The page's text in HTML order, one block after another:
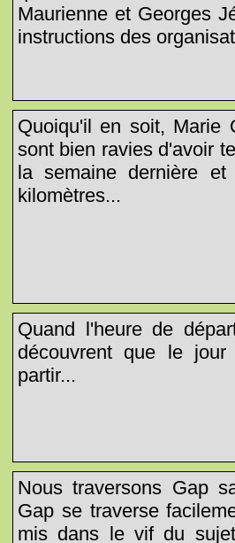
Maurienne et Georges
instructions des
Quoiqu'il en soit, Marie
sont bien ravies d'avoir
la semaine dernière
kilomètres...
Quand l'heure de
découvrent que le
partir...
Nous traversons Gap
Gap se traverse
mis dans le vif du